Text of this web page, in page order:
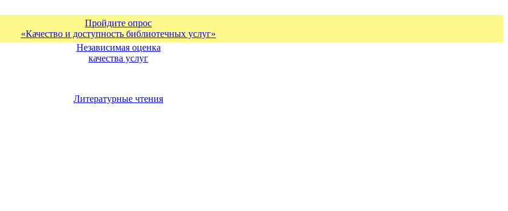
Пройдите опрос
«Качество и доступность библиотечных услуг»
Независимая оценка
качества услуг
Литературные чтения